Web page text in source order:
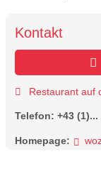
Kontakt
Restaurant auf
Telefon: +43 (1)...
Homepage: